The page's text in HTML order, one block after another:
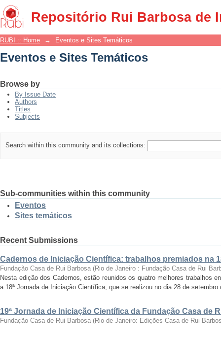
Repositório Rui Barbosa de
Eventos e Sites Temáticos
RUBI :: Home → Eventos e Sites Temáticos
Eventos e Sites Temáticos
Browse by
By Issue Date
Authors
Titles
Subjects
Search within this community and its collections:
Sub-communities within this community
Eventos
Sites temáticos
Recent Submissions
Cadernos de Iniciação Científica: trabalhos premiados na
Fundação Casa de Rui Barbosa (Rio de Janeiro : Fundação Casa de Rui
Nesta edição dos Cadernos, estão reunidos os quatro melhores trabalhos
a 18ª Jornada de Iniciação Científica, que se realizou no dia 28 de
19ª Jornada de Iniciação Científica da Fundação Casa de
Fundação Casa de Rui Barbosa (Rio de Janeiro: Edições Casa de Rui